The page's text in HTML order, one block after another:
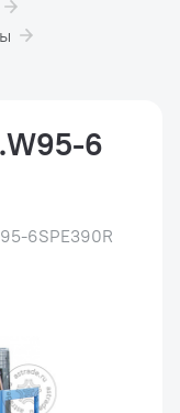
6
6SPE390R